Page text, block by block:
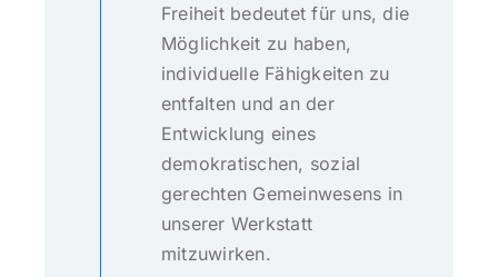
Freiheit bedeutet für uns, die
Möglichkeit zu haben,
individuelle Fähigkeiten zu
entfalten und an der
Entwicklung eines
demokratischen, sozial
gerechten Gemeinwesens in
unserer Werkstatt
mitzuwirken.